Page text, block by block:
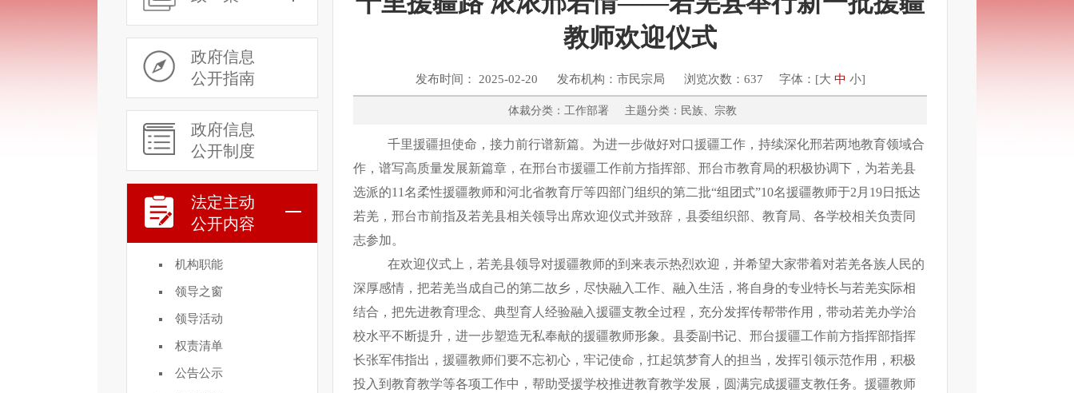
政府信息
公开指南
政府信息
公开制度
法定主动
公开内容
机构职能
领导之窗
领导活动
权责清单
公告公示
教师欢迎仪式
发布时间： 2025-02-20 发布机构：市民宗局 浏览次数：637 字体：[大 中 小]
体裁分类：工作部署 主题分类：民族、宗教
千里援疆担使命，接力前行谱新篇。为进一步做好对口援疆工作，持续深化邢若两地教育领域合
作，谱写高质量发展新篇章，在邢台市援疆工作前方指挥部、邢台市教育局的积极协调下，为若羌县
选派的11名柔性援疆教师和河北省教育厅等四部门组织的第二批“组团式”10名援疆教师于2月19日抵达
若羌，邢台市前指及若羌县相关领导出席欢迎仪式并致辞，县委组织部、教育局、各学校相关负责同
志参加。
在欢迎仪式上，若羌县领导对援疆教师的到来表示热烈欢迎，并希望大家带着对若羌各族人民的
深厚感情，把若羌当成自己的第二故乡，尽快融入工作、融入生活，将自身的专业特长与若羌实际相
结合，把先进教育理念、典型育人经验融入援疆支教全过程，充分发挥传帮带作用，带动若羌办学治
校水平不断提升，进一步塑造无私奉献的援疆教师形象。县委副书记、邢台援疆工作前方指挥部指挥
长张军伟指出，援疆教师们要不忘初心，牢记使命，扛起筑梦育人的担当，发挥引领示范作用，积极
投入到教育教学等各项工作中，帮助受援学校推进教育教学发展，圆满完成援疆支教任务。援疆教师